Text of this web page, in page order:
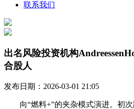
联系我们
出名风险投资机构
合股人
发布日期：2026-03-01 21:05
向“燃料+”的夹杂模式演进。初次